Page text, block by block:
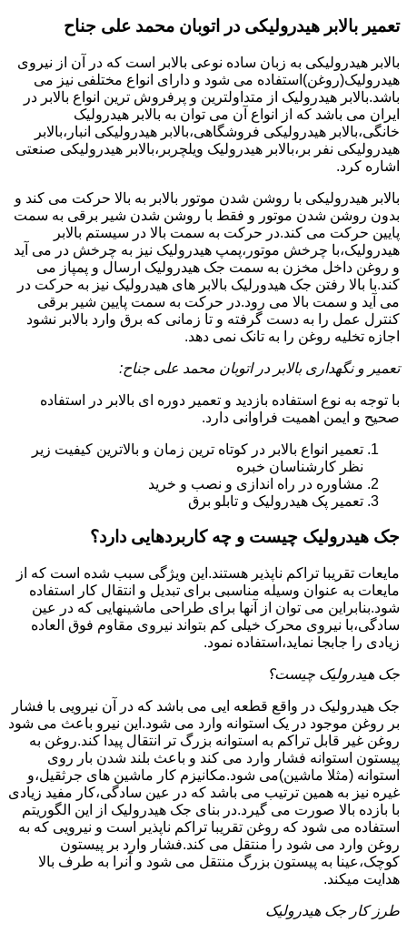
تعمیر بالابر هیدرولیکی در اتوبان محمد علی جناح
بالابر هیدرولیکی به زبان ساده نوعی بالابر است که در آن از نیروی
هیدرولیک(روغن)استفاده می شود و دارای انواع مختلفی نیز می
باشد.بالابر هیدرولیک از متداولترین و پرفروش ترین انواع بالابر در
ایران می باشد که از انواع آن می توان به بالابر هیدرولیک
خانگی،بالابر هیدرولیکی فروشگاهی،بالابر هیدرولیکی انبار،بالابر
هیدرولیکی نفر بر،بالابر هیدرولیک ویلچربر،بالابر هیدرولیکی صنعتی
اشاره کرد.
بالابر هیدرولیکی با روشن شدن موتور بالابر به بالا حرکت می کند و
بدون روشن شدن موتور و فقط با روشن شدن شیر برقی به سمت
پایین حرکت می کند.در حرکت به سمت بالا در سیستم بالابر
هیدرولیک،با چرخش موتور،پمپ هیدرولیک نیز به چرخش در می آید
و روغن داخل مخزن به سمت جک هیدرولیک ارسال و پمپاز می
کند.با بالا رفتن جک هیدورلیک بالابر های هیدرولیک نیز به حرکت در
می آید و سمت بالا می رود.در حرکت به سمت پایین شیر برقی
کنترل عمل را به دست گرفته و تا زمانی که برق وارد بالابر نشود
اجازه تخلیه روغن را به تانک نمی دهد.
تعمیر و نگهداری بالابر در اتوبان محمد علی جناح:
با توجه به نوع استفاده بازدید و تعمیر دوره ای بالابر در استفاده
صحیح و ایمن اهمیت فراوانی دارد.
تعمیر انواع بالابر در کوتاه ترین زمان و بالاترین کیفیت زیر
نظر کارشناسان خبره
مشاوره در راه اندازی و نصب و خرید
تعمیر پک هیدرولیک و تابلو برق
جک هیدرولیک چیست و چه کاربردهایی دارد؟
مایعات تقریبا تراکم ناپذیر هستند.این ویژگی سبب شده است که از
مایعات به عنوان وسیله مناسبی برای تبدیل و انتقال کار استفاده
شود.بنابراین می توان از آنها برای طراحی ماشینهایی که در عین
سادگی،با نیروی محرک خیلی کم بتواند نیروی مقاوم فوق العاده
زیادی را جابجا نماید،استفاده نمود.
جک هیدرولیک چیست؟
جک هیدرولیک در واقع قطعه ایی می باشد که در آن نیرویی با فشار
بر روغن موجود در یک استوانه وارد می شود.این نیرو باعث می شود
روغن غیر قابل تراکم به استوانه بزرگ تر انتقال پیدا کند.روغن به
پیستون استوانه فشار وارد می کند و باعث بلند شدن بار روی
استوانه (مثلا ماشین)می شود.مکانیزم کار ماشین های جرثقیل،و
غیره نیز به همین ترتیب می باشد که در عین سادگی،کار مفید زیادی
با بازده بالا صورت می گیرد.در بنای جک هیدرولیک از این الگوریتم
استفاده می شود که روغن تقریبا تراکم ناپذیر است و نیرویی که به
روغن وارد می شود را منتقل می کند.فشار وارد بر پیستون
کوچک،عینا به پیستون بزرگ منتقل می شود و آنرا به طرف بالا
هدایت میکند.
طرز کار جک هیدرولیک